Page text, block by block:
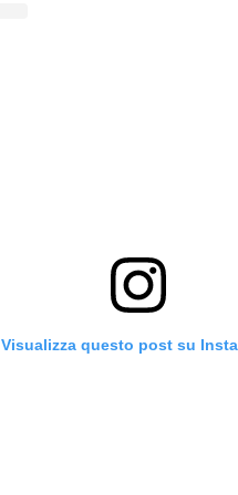
Visualizza questo post su